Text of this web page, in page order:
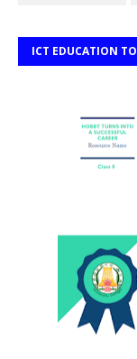
ICT EDUCATION